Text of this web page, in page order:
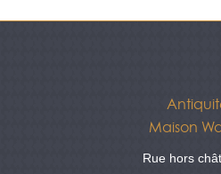
Maison
Rue hors